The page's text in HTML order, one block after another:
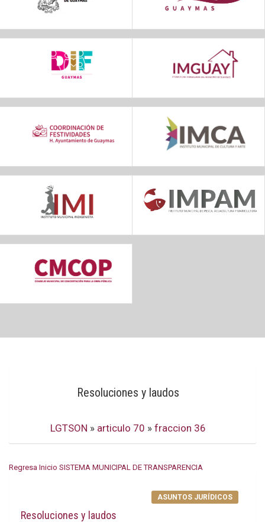
Resoluciones y laudos
LGTSON » articulo 70 » fraccion 36
Regresa Inicio SISTEMA MUNICIPAL DE TRANSPARENCIA
ASUNTOS JURÍDICOS
Resoluciones y laudos